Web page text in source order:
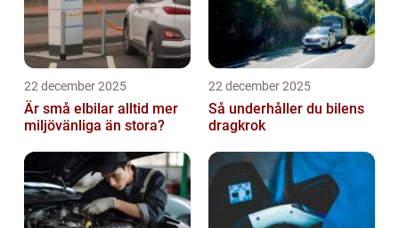
22 december 2025
Är små elbilar alltid mer
miljövänliga än stora?
22 december 2025
Så underhåller du bilens
dragkrok